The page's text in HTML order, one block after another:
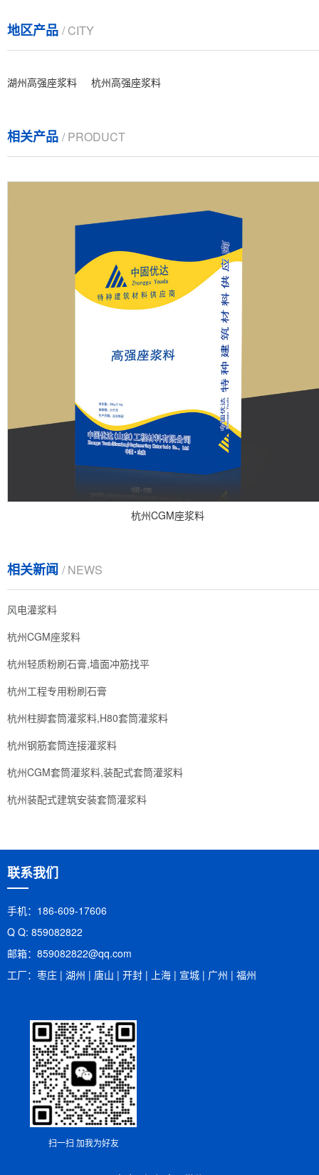
地区产品 / CITY
湖州高强座浆料 杭州高强座浆料
相关产品 / PRODUCT
杭州CGM座浆料
相关新闻 / NEWS
风电灌浆料
杭州CGM座浆料
杭州轻质粉刷石膏,墙面冲筋找平
杭州工程专用粉刷石膏
杭州柱脚套筒灌浆料,H80套筒灌浆料
杭州钢筋套筒连接灌浆料
杭州CGM套筒灌浆料,装配式套筒灌浆料
杭州装配式建筑安装套筒灌浆料
联系我们
手机：186-609-17606
Q Q: 859082822
邮箱：​859082822@qq.com
工厂：枣庄 | 湖州 | 唐山 | 开封 | 上海 | 宣城 | 广州 | 福州
扫一扫 加我为好友